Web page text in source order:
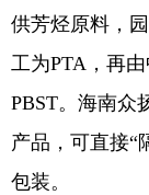
供芳烃原料，
工为PTA，再
PBST。海南众
产品，可直接“
包装。